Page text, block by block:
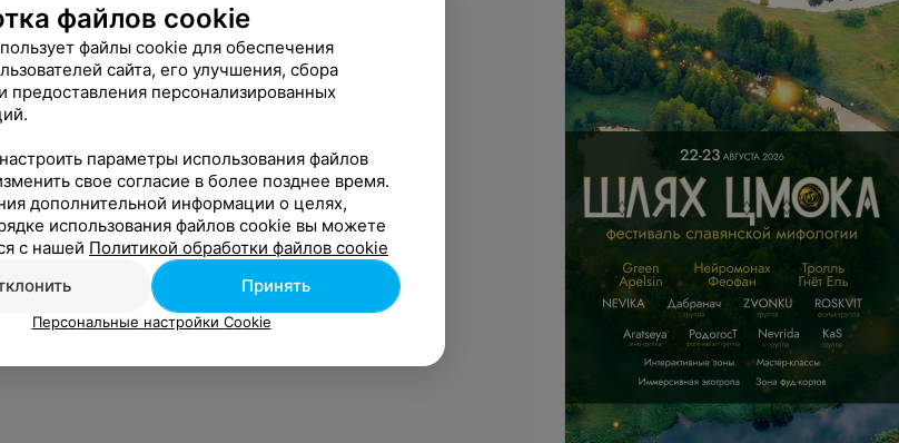
файлов cookie
файлы cookie для обеспечения
сайта, его улучшения, сбора
предоставления персонализированных
параметры использования файлов
свое согласие в более позднее время.
дополнительной информации о целях,
использования файлов cookie вы можете
с нашей Политикой обработки файлов cookie
Принять
Персональные настройки Cookie